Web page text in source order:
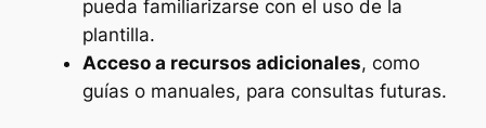
pueda familiarizarse con el uso de la
plantilla.
Acceso a recursos adicionales, como
guías o manuales, para consultas futuras.